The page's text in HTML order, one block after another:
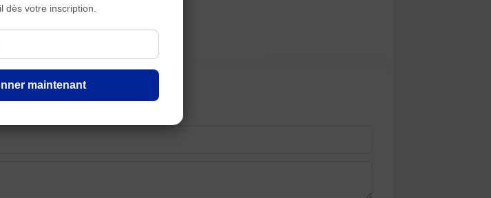
dès votre inscription.
maintenant